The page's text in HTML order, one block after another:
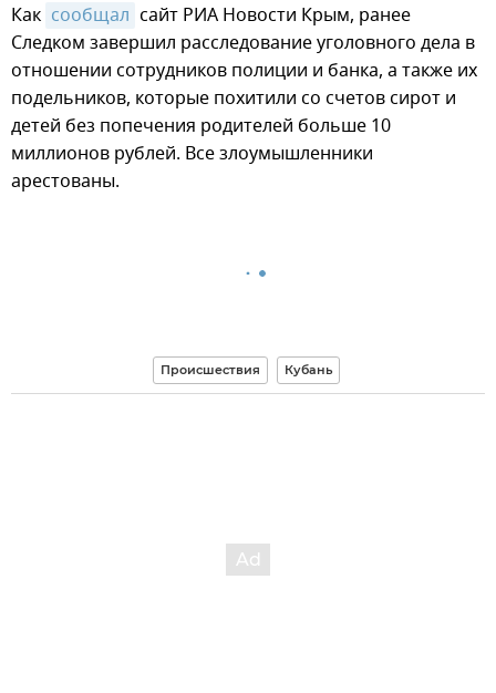
Как сообщал сайт РИА Новости Крым, ранее
Следком завершил расследование уголовного дела в
отношении сотрудников полиции и банка, а также их
подельников, которые похитили со счетов сирот и
детей без попечения родителей больше 10
миллионов рублей. Все злоумышленники
арестованы.
Происшествия Кубань